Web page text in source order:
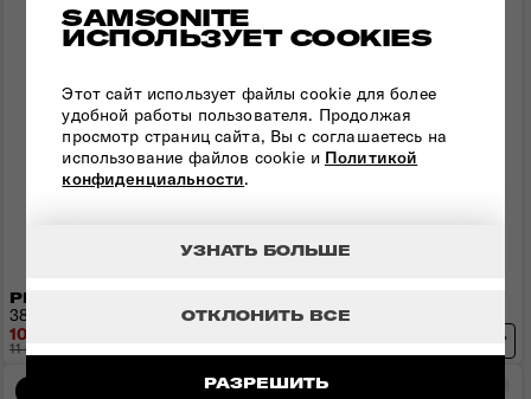
SAMSONITE
ИСПОЛЬЗУЕТ COOKIES
Этот сайт использует файлы cookie для более
удобной работы пользователя. Продолжая
просмотр страниц сайта, Вы с соглашаетесь на
использование файлов cookie и Политикой
конфиденциальности.
РАЗРЕШИТЬ
ОТКЛОНИТЬ ВСЕ
УЗНАТЬ БОЛЬШЕ
РЮКЗАК 14.1" ZALIA 3.0
38,5x28x11 см | 1 кг | 13 л
10 377 грн
11 530 грн - 1 153 грн
35x26x14 см | 0,6 кг | 13 л
- 1 886 грн
Сравнить
-20%